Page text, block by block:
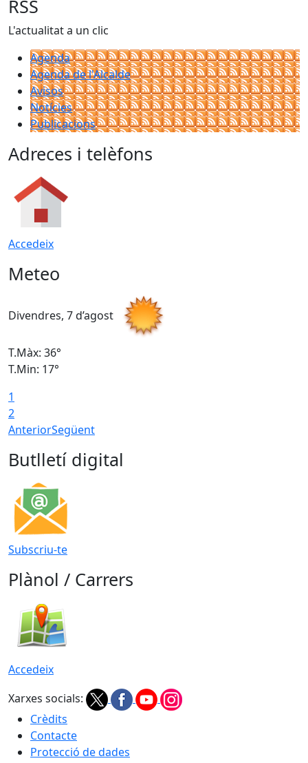
RSS
L'actualitat a un clic
Agenda
Agenda de l'Alcalde
Avisos
Notícies
Publicacions
Adreces i telèfons
Accedeix
Meteo
Divendres, 7 d’agost
T.Màx: 36°
T.Min: 17°
1
2
AnteriorSegüent
Butlletí digital
Subscriu-te
Plànol / Carrers
Accedeix
Xarxes socials:
Crèdits
Contacte
Protecció de dades